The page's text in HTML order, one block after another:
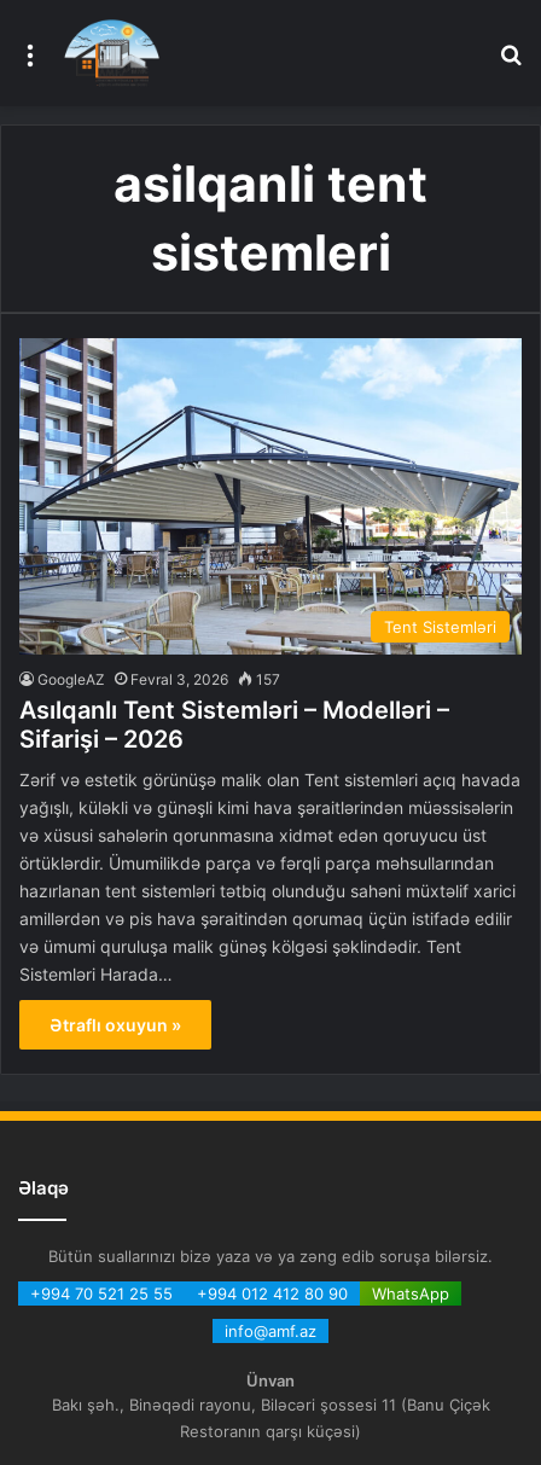
Menu
asilqanli tent
sistemleri
Tent Sistemləri
GoogleAZ Fevral 3, 2026 157
Asılqanlı Tent Sistemləri – Modelləri –
Sifarişi – 2026
Zərif və estetik görünüşə malik olan Tent sistemləri açıq havada
yağışlı, küləkli və günəşli kimi hava şəraitlərindən müəssisələrin
və xüsusi sahələrin qorunmasına xidmət edən qoruyucu üst
örtüklərdir. Ümumilikdə parça və fərqli parça məhsullarından
hazırlanan tent sistemləri tətbiq olunduğu sahəni müxtəlif xarici
amillərdən və pis hava şəraitindən qorumaq üçün istifadə edilir
və ümumi quruluşa malik günəş kölgəsi şəklindədir. Tent
Sistemləri Harada…
Ətraflı oxuyun »
Əlaqə
Bütün suallarınızı bizə yaza və ya zəng edib soruşa bilərsiz.
+994 70 521 25 55
+994 012 412 80 90
WhatsApp
info@amf.az
Ünvan
Bakı şəh., Binəqədi rayonu, Biləcəri şossesi 11 (Banu Çiçək
Restoranın qarşı küçəsi)